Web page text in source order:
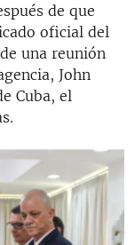
de que
oficial del
una reunión
John
Cuba, el